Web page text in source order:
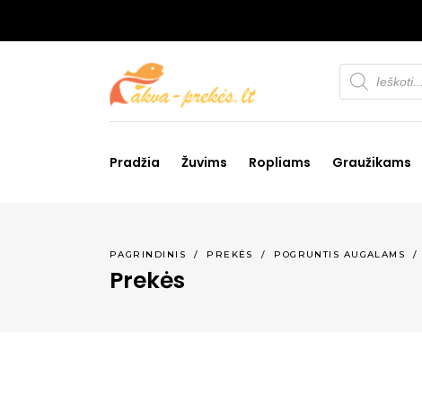
Products
search
Pradžia Žuvims Ropliams Graužikams
PAGRINDINIS / PREKĖS / POGRUNTIS AUGALAMS /
Prekės